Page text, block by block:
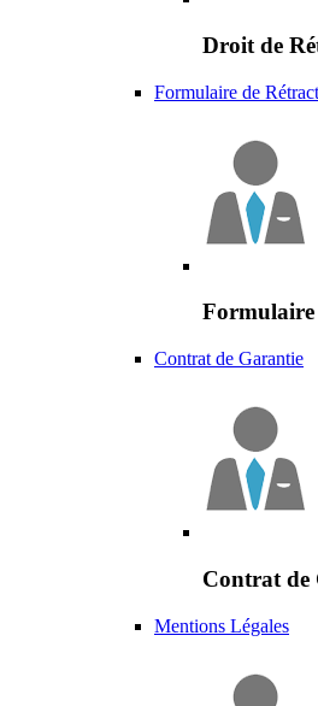
Droit de
Formulaire de
Formulaire
Contrat de Garantie
Contrat de
Mentions Légales